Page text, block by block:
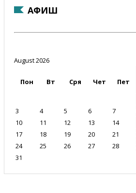
АФИШ
August 2026
Пон Вт Сря Чет Пет
3
4 5 6 7
10
11 12 13 14
17
18 19 20 21
24
25 26 27 28
31